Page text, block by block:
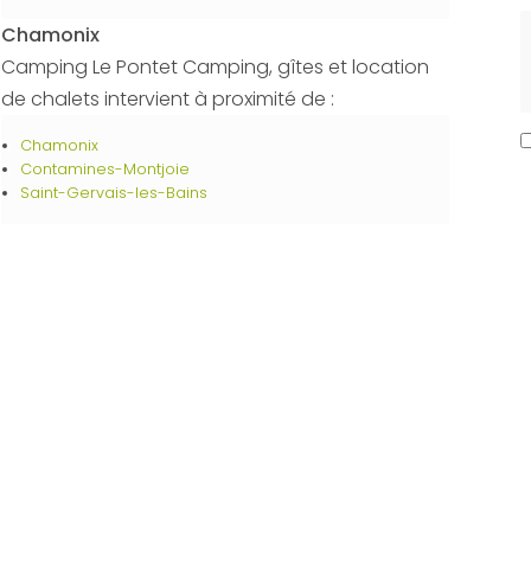
Chamonix
Camping Le Pontet Camping, gîtes et location
de chalets intervient à proximité de :
Chamonix
Contamines-Montjoie
Saint-Gervais-les-Bains